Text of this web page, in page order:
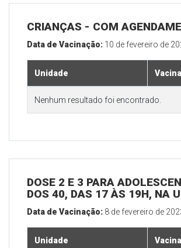
CRIANÇAS - COM
Data de Vacinação: 10 de fevereiro de
Unidade Vacina
Nenhum resultado foi encontrado.
DOSE 2 E 3 PARA
DOS 40, DAS 17 ÀS 19H, NA
Data de Vacinação: 8 de fevereiro de
Unidade Vacina